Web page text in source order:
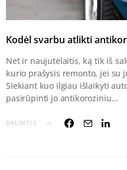
Kodėl svarbu atlikti
Net ir naujutėlaitis, ką tik iš
kurio prašysis remonto, jei su
Siekiant kuo ilgiau išlaikyti
pasirūpinti jo antikoroziniu…
DALINTIS